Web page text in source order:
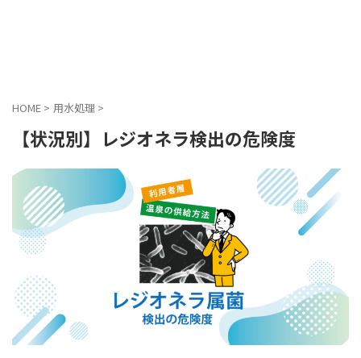
HOME > 用水処理 >
【状況別】レジオネラ検出の危険度